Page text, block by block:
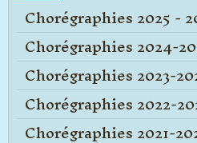
Chorégraphies 2025 -
Chorégraphies 2024-
Chorégraphies 2023-
Chorégraphies 2022-
Chorégraphies 2021-